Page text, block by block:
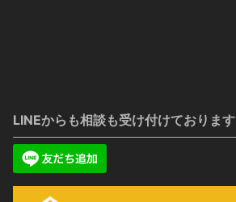
LINEからも相談も受け付けております